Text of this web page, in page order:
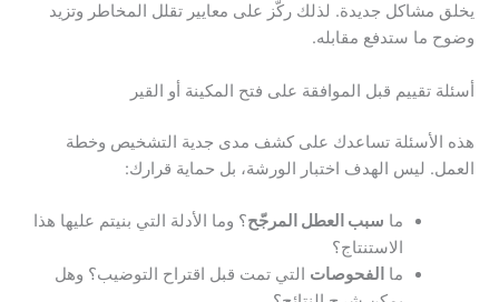
يخلق مشاكل جديدة. لذلك ركّز على معايير تقلل المخاطر وتزيد
وضوح ما ستدفع مقابله.
أسئلة تقييم قبل الموافقة على فتح المكينة أو القير
هذه الأسئلة تساعدك على كشف مدى جدية التشخيص وخطة
العمل. ليس الهدف اختبار الورشة، بل حماية قرارك:
ما سبب العطل المرجّح؟ وما الأدلة التي بنيتم عليها هذا
الاستنتاج؟
ما الفحوصات التي تمت قبل اقتراح التوضيب؟ وهل